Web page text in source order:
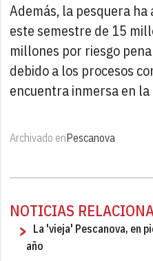
Además, la pesquera
este semestre de 15
millones por riesgo
debido a los procesos
encuentra inmersa en
Archivado enPescanova
NOTICIAS
La 'vieja' Pescanova, en
año